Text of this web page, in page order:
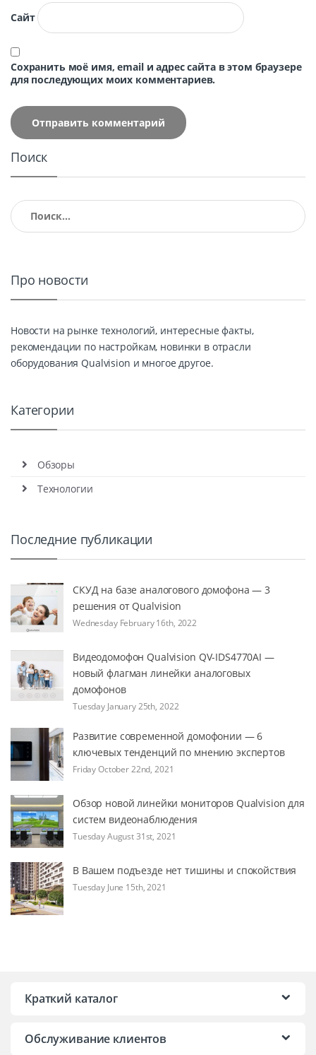
Сайт
Сохранить моё имя, email и адрес сайта в этом браузере
для последующих моих комментариев.
Поиск
Найти:
Про новости
Новости на рынке технологий, интересные факты,
рекомендации по настройкам, новинки в отрасли
оборудования Qualvision и многое другое.
Категории
Обзоры
Технологии
Последние публикации
СКУД на базе аналогового домофона — 3
решения от Qualvision
Wednesday February 16th, 2022
Видеодомофон Qualvision QV-IDS4770AI —
новый флагман линейки аналоговых
домофонов
Tuesday January 25th, 2022
Развитие современной домофонии — 6
ключевых тенденций по мнению экспертов
Friday October 22nd, 2021
Обзор новой линейки мониторов Qualvision для
систем видеонаблюдения
Tuesday August 31st, 2021
В Вашем подъезде нет тишины и спокойствия
Tuesday June 15th, 2021
Краткий каталог
Обслуживание клиентов